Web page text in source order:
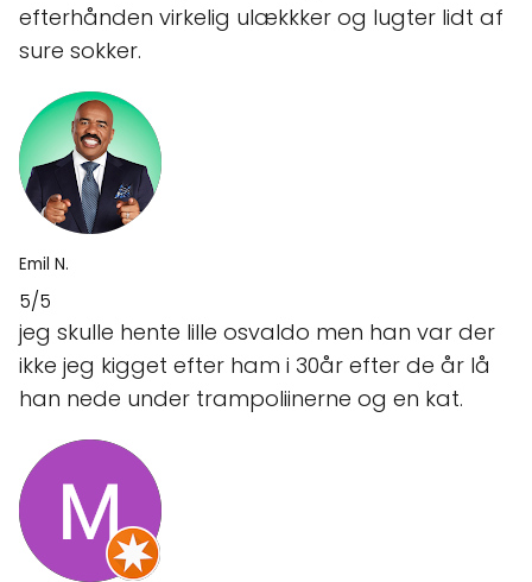
efterhånden virkelig ulækkker og lugter lidt af
sure sokker.
Emil N.
5/5
jeg skulle hente lille osvaldo men han var der
ikke jeg kigget efter ham i 30år efter de år lå
han nede under trampoliinerne og en kat.